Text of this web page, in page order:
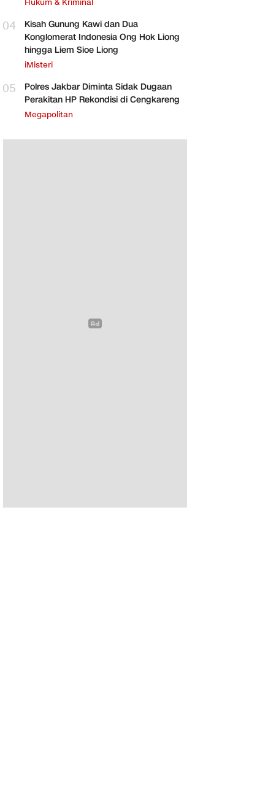
Hukum & Kriminal
04
Kisah Gunung Kawi dan Dua
Konglomerat Indonesia Ong Hok Liong
hingga Liem Sioe Liong
iMisteri
05
Polres Jakbar Diminta Sidak Dugaan
Perakitan HP Rekondisi di Cengkareng
Megapolitan